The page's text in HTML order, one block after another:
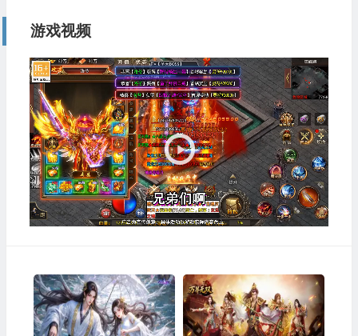
游戏视频
视
频
播
放
器